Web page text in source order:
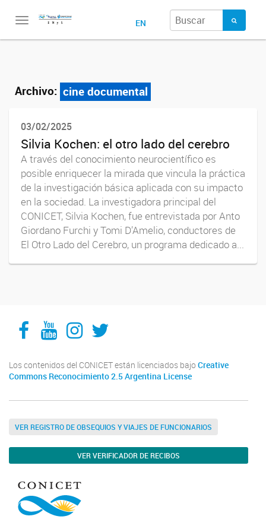
Toggle
EN
Archivo: cine documental
03/02/2025
Silvia Kochen: el otro lado del cerebro
A través del conocimiento neurocientífico es
posible enriquecer la mirada que vincula la práctica
de la investigación básica aplicada con su impacto
en la sociedad. La investigadora principal del
CONICET, Silvia Kochen, fue entrevistada por Anto
Giordano Furchi y Tomi D’Amelio, conductores de
El Otro Lado del Cerebro, un programa dedicado a...
Facebook
YouTube
Instagram
Twitter
Los contenidos del CONICET están licenciados bajo Creative
Commons Reconocimiento 2.5 Argentina License
VER REGISTRO DE OBSEQUIOS Y VIAJES DE FUNCIONARIOS
VER VERIFICADOR DE RECIBOS